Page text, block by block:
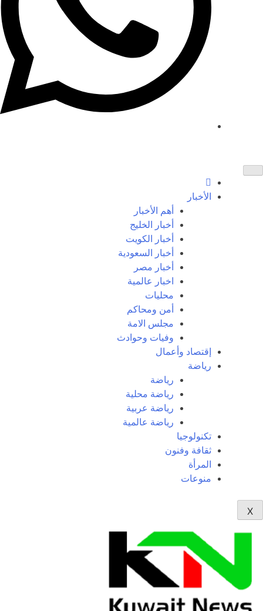
الأخبار
أهم الأخبار
أخبار الخليج
أخبار الكويت
أخبار السعودية
أخبار مصر
اخبار عالمية
محليات
أمن ومحاكم
مجلس الامة
وفيات وحوادث
إقتصاد وأعمال
رياضة
رياضة
رياضة محلية
رياضة عربية
رياضة عالمية
تكنولوجيا
ثقافة وفنون
المرأة
منوعات
X
NE
News Elementor